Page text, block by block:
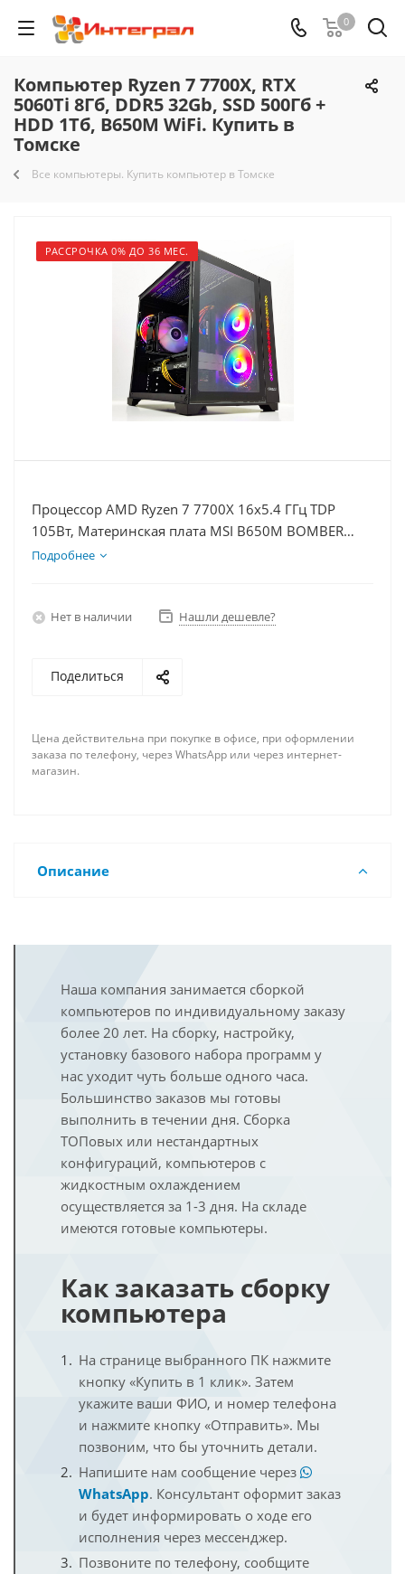
0
Компьютер Ryzen 7 7700X, RTX
5060Ti 8Гб, DDR5 32Gb, SSD 500Гб +
HDD 1Тб, B650M WiFi. Купить в
Томске
Все компьютеры. Купить компьютер в Томске
РАССРОЧКА 0% ДО 36 МЕС.
Процессор AMD Ryzen 7 7700X 16x5.4 ГГц TDP
105Вт, Материнская плата MSI B650M BOMBER
WIFI, Видеокарта RTX 5060Ti 8Гб, Память
Подробнее
Нет в наличии Нашли дешевле?
Поделиться
Цена действительна при покупке в офисе, при оформлении
заказа по телефону, через WhatsApp или через интернет-
магазин.
Описание
Наша компания занимается сборкой
компьютеров по индивидуальному заказу
более 20 лет. На сборку, настройку,
установку базового набора программ у
нас уходит чуть больше одного часа.
Большинство заказов мы готовы
выполнить в течении дня. Сборка
ТОПовых или нестандартных
конфигураций, компьютеров с
жидкостным охлаждением
осуществляется за 1-3 дня. На складе
имеются готовые компьютеры.
Как заказать сборку
компьютера
На странице выбранного ПК нажмите
кнопку «Купить в 1 клик». Затем
укажите ваши ФИО, и номер телефона
и нажмите кнопку «Отправить». Мы
позвоним, что бы уточнить детали.
Напишите нам сообщение через
WhatsApp. Консультант оформит заказ
и будет информировать о ходе его
исполнения через мессенджер.
Позвоните по телефону, сообщите